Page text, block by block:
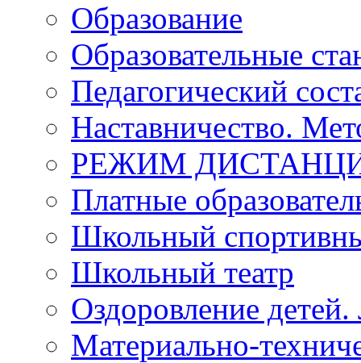
Образование
Образовательные
Педагогический
Наставничество.
РЕЖИМ
Платные
Школьный
Школьный театр
Оздоровление детей.
Материально-